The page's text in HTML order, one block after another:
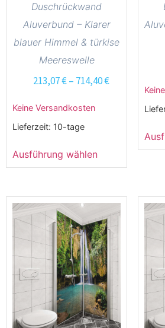
Duschrückwand
Aluverbund – Klarer
blauer Himmel & türkise
Meereswelle
213,07€– 714,40€
Keine Versandkosten
Lieferzeit: 10-tage
Ausführung wählen